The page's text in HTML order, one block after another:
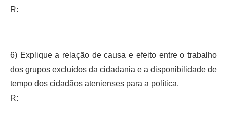
R:
6) Explique a relação de causa e efeito entre o trabalho
dos grupos excluídos da cidadania e a disponibilidade de
tempo dos cidadãos atenienses para a política.
R: